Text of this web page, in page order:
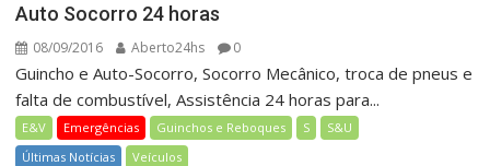
Auto Socorro 24 horas
08/09/2016 Aberto24hs 0
Guincho e Auto-Socorro, Socorro Mecânico, troca de pneus e
falta de combustível, Assistência 24 horas para...
E&V Emergências Guinchos e Reboques S
S&U
Últimas Notícias
Veículos